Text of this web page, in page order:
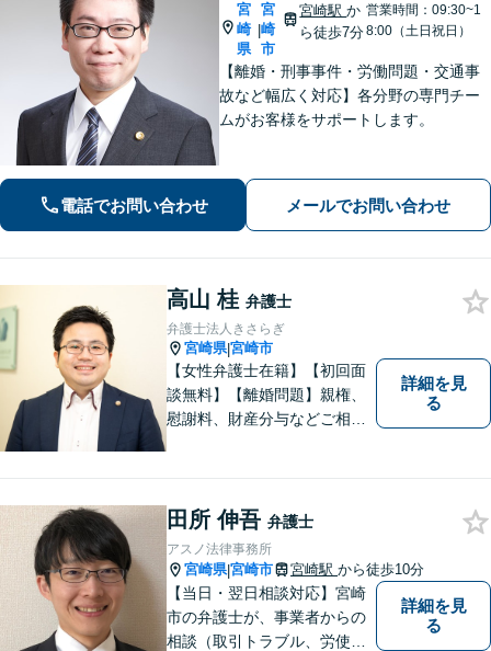
宮
崎
県
|
宮
崎
市
宮崎駅か
ら徒歩7分
営業時間：09:30~1
8:00（土日祝日）
【離婚・刑事事件・労働問題・交通事
故など幅広く対応】各分野の専門チー
ムがお客様をサポートします。
電話でお問い合わせ メールでお問い合わせ
高山 桂 弁護士
弁護士法人きさらぎ
宮崎県|宮崎市
【女性弁護士在籍】【初回面
談無料】【離婚問題】親権、
慰謝料、財産分与などご相談
Eやメールでの対応も可能です
【メガドンキ隣】
詳細を見
る
田所 伸吾 弁護士
アスノ法律事務所
宮崎県|宮崎市 宮崎駅 から徒歩10分
【当日・翌日相談対応】宮崎
市の弁護士が、事業者からの
相談（取引トラブル、労使関
詳細を見
る